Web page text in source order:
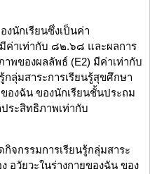
งนักเรียนซึ่งเป็นค่า
ค่าเท่ากับ ๘๒.๖๘ และผลการ
พของผลลัพธ์ (E2) มีค่าเท่ากับ
ลุ่มสาระการเรียนรู้สุขศึกษา
องฉัน ของนักเรียนชั้นประถม
ระสิทธิภาพเท่ากับ
จกรรมการเรียนรู้กลุ่มสาระ
อวัยวะในร่างกายของฉัน ของ